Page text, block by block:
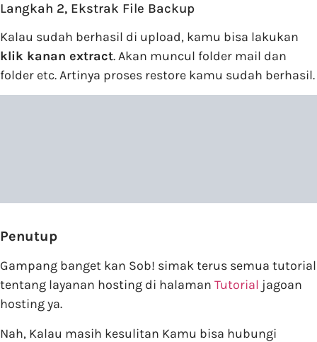
Langkah 2, Ekstrak File Backup
Kalau sudah berhasil di upload, kamu bisa lakukan
klik kanan extract. Akan muncul folder mail dan
folder etc. Artinya proses restore kamu sudah berhasil.
Penutup
Gampang banget kan Sob! simak terus semua tutorial
tentang layanan hosting di halaman Tutorial jagoan
hosting ya.
Nah, Kalau masih kesulitan Kamu bisa hubungi